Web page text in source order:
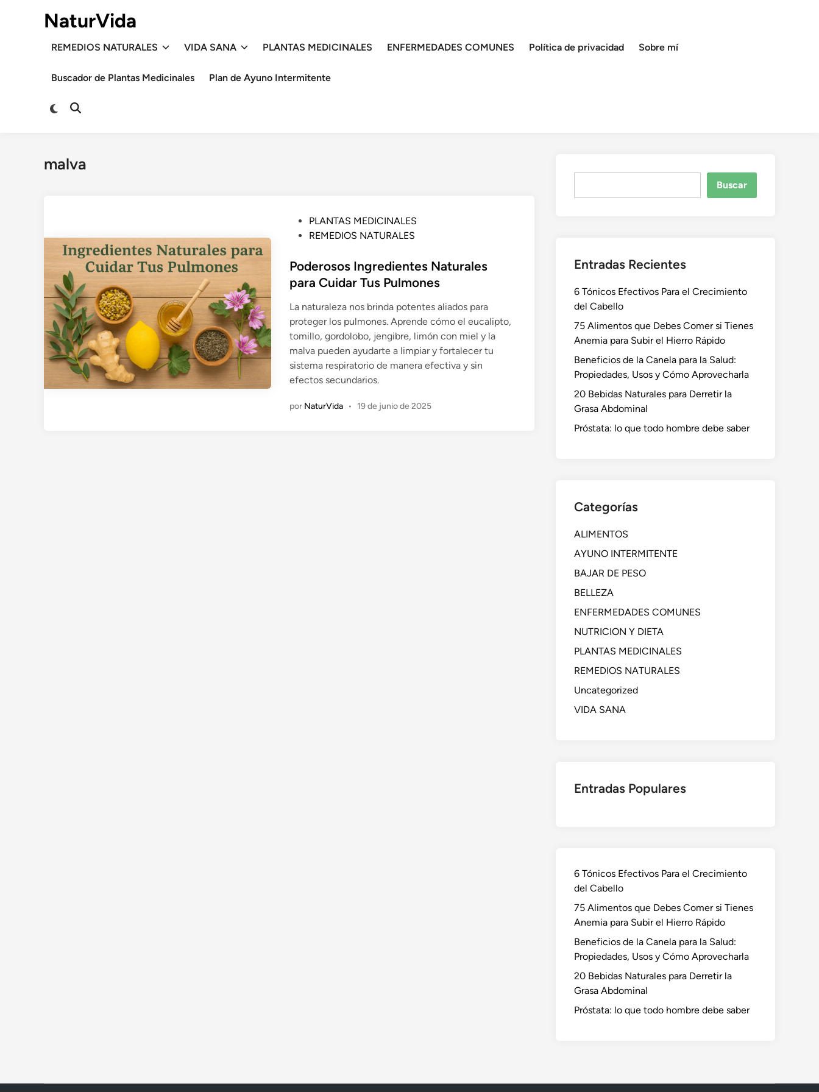
NaturVida
REMEDIOS NATURALES VIDA SANA PLANTAS MEDICINALES ENFERMEDADES COMUNES Política de privacidad Sobre mí
Buscador de Plantas Medicinales Plan de Ayuno Intermitente
Cambiar
Abrir
malva
l
i
c
a
d
o
e
n
PLANTAS MEDICINALES
REMEDIOS NATURALES
Poderosos Ingredientes Naturales
para Cuidar Tus Pulmones
La naturaleza nos brinda potentes aliados para
proteger los pulmones. Aprende cómo el eucalipto,
tomillo, gordolobo, jengibre, limón con miel y la
malva pueden ayudarte a limpiar y fortalecer tu
sistema respiratorio de manera efectiva y sin
efectos secundarios.
por NaturVida • 19 de junio de 2025
Buscar
Entradas Recientes
6 Tónicos Efectivos Para el Crecimiento
del Cabello
75 Alimentos que Debes Comer si Tienes
Anemia para Subir el Hierro Rápido
Beneficios de la Canela para la Salud:
Propiedades, Usos y Cómo Aprovecharla
20 Bebidas Naturales para Derretir la
Grasa Abdominal
Próstata: lo que todo hombre debe saber
Categorías
ALIMENTOS
AYUNO INTERMITENTE
BAJAR DE PESO
BELLEZA
ENFERMEDADES COMUNES
NUTRICION Y DIETA
PLANTAS MEDICINALES
REMEDIOS NATURALES
Uncategorized
VIDA SANA
Entradas Populares
6 Tónicos Efectivos Para el Crecimiento
del Cabello
75 Alimentos que Debes Comer si Tienes
Anemia para Subir el Hierro Rápido
Beneficios de la Canela para la Salud:
Propiedades, Usos y Cómo Aprovecharla
20 Bebidas Naturales para Derretir la
Grasa Abdominal
Próstata: lo que todo hombre debe saber